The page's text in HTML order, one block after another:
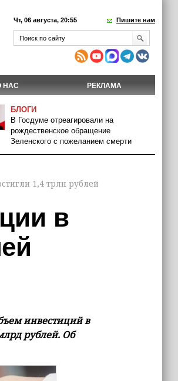
Чт, 06 августа, 20:55 Пишите нам
НАС РЕКЛАМА
БЛОГИ
В Госдуме отреагировали на
рождественское обращение
Зеленского с пожеланием смерти
1,4 трлн рублей
в
инвестиций в
рублей. Об